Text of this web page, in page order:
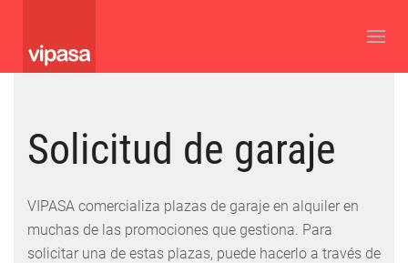
Solicitud de garaje
VIPASA comercializa plazas de garaje en alquiler en
muchas de las promociones que gestiona. Para
solicitar una de estas plazas, puede hacerlo a través de